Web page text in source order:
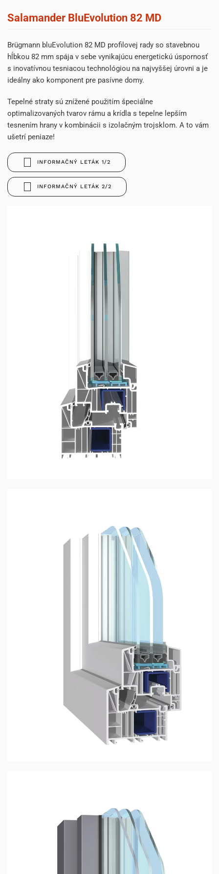
Salamander BluEvolution 82 MD
Brügmann bluEvolution 82 MD profilovej rady so stavebnou
hĺbkou 82 mm spája v sebe vynikajúcu energetickú úspornosť
s inovatívnou tesniacou technológiou na najvyššej úrovni a je
ideálny ako komponent pre pasívne domy.
Tepelné straty sú znížené použitím špeciálne
optimalizovaných tvarov rámu a krídla s tepelne lepším
tesnením hrany v kombinácii s izolačným trojsklom. A to vám
ušetrí peniaze!
INFORMAČNÝ LETÁK 1/2
INFORMAČNÝ LETÁK 2/2